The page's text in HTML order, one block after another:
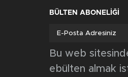
BÜLTEN ABONELİĞİ
Bu web
ebülten almak